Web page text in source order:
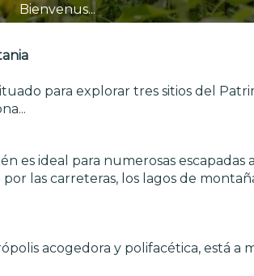
Bienvenus...
para explorar tres sitios del
es ideal para numerosas escapadas
las carreteras, los lagos de
acogedora y polifacética, está a